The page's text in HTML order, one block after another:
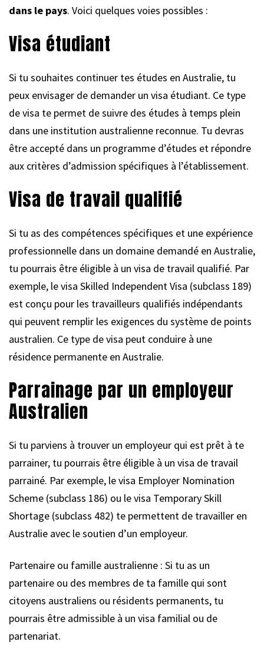
dans le pays. Voici quelques voies possibles :
Visa étudiant
Si tu souhaites continuer tes études en Australie, tu
peux envisager de demander un visa étudiant. Ce type
de visa te permet de suivre des études à temps plein
dans une institution australienne reconnue. Tu devras
être accepté dans un programme d’études et répondre
aux critères d’admission spécifiques à l’établissement.
Visa de travail qualifié
Si tu as des compétences spécifiques et une expérience
professionnelle dans un domaine demandé en Australie,
tu pourrais être éligible à un visa de travail qualifié. Par
exemple, le visa Skilled Independent Visa (subclass 189)
est conçu pour les travailleurs qualifiés indépendants
qui peuvent remplir les exigences du système de points
australien. Ce type de visa peut conduire à une
résidence permanente en Australie.
Parrainage par un employeur
Australien
Si tu parviens à trouver un employeur qui est prêt à te
parrainer, tu pourrais être éligible à un visa de travail
parrainé. Par exemple, le visa Employer Nomination
Scheme (subclass 186) ou le visa Temporary Skill
Shortage (subclass 482) te permettent de travailler en
Australie avec le soutien d’un employeur.
Partenaire ou famille australienne : Si tu as un
partenaire ou des membres de ta famille qui sont
citoyens australiens ou résidents permanents, tu
pourrais être admissible à un visa familial ou de
partenariat.